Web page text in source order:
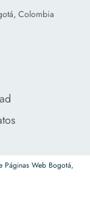
Colombia
Páginas Web Bogotá,